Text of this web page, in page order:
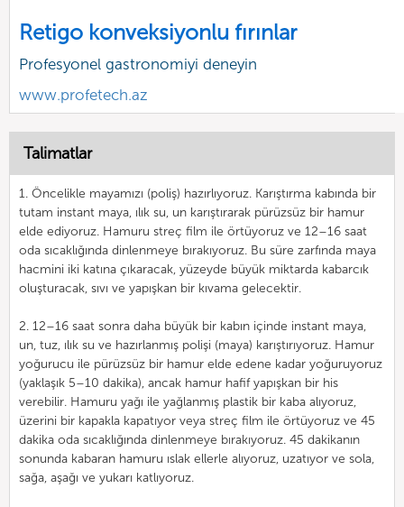
Retigo konveksiyonlu fırınlar
Profesyonel gastronomiyi deneyin
www.profetech.az
Talimatlar
1. Öncelikle mayamızı (poliş) hazırlıyoruz. Karıştırma kabında bir
tutam instant maya, ılık su, un karıştırarak pürüzsüz bir hamur
elde ediyoruz. Hamuru streç film ile örtüyoruz ve 12–16 saat
oda sıcaklığında dinlenmeye bırakıyoruz. Bu süre zarfında maya
hacmini iki katına çıkaracak, yüzeyde büyük miktarda kabarcık
oluşturacak, sıvı ve yapışkan bir kıvama gelecektir.
2. 12–16 saat sonra daha büyük bir kabın içinde instant maya,
un, tuz, ılık su ve hazırlanmış polişi (maya) karıştırıyoruz. Hamur
yoğurucu ile pürüzsüz bir hamur elde edene kadar yoğuruyoruz
(yaklaşık 5–10 dakika), ancak hamur hafif yapışkan bir his
verebilir. Hamuru yağı ile yağlanmış plastik bir kaba alıyoruz,
üzerini bir kapakla kapatıyor veya streç film ile örtüyoruz ve 45
dakika oda sıcaklığında dinlenmeye bırakıyoruz. 45 dakikanın
sonunda kabaran hamuru ıslak ellerle alıyoruz, uzatıyor ve sola,
sağa, aşağı ve yukarı katlıyoruz.